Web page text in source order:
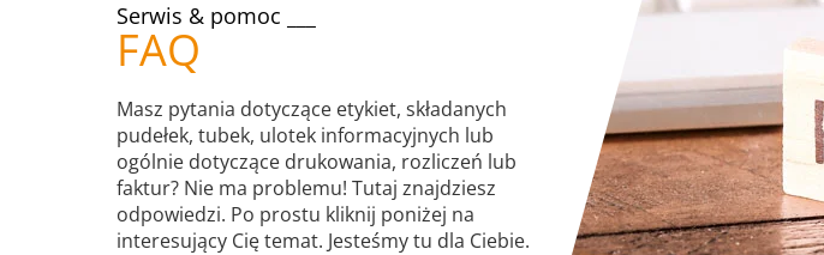
Serwis & pomoc
FAQ
Masz pytania dotyczące etykiet, składanych
pudełek, tubek, ulotek informacyjnych lub
ogólnie dotyczące drukowania, rozliczeń lub
faktur? Nie ma problemu! Tutaj znajdziesz
odpowiedzi. Po prostu kliknij poniżej na
interesujący Cię temat. Jesteśmy tu dla Ciebie.